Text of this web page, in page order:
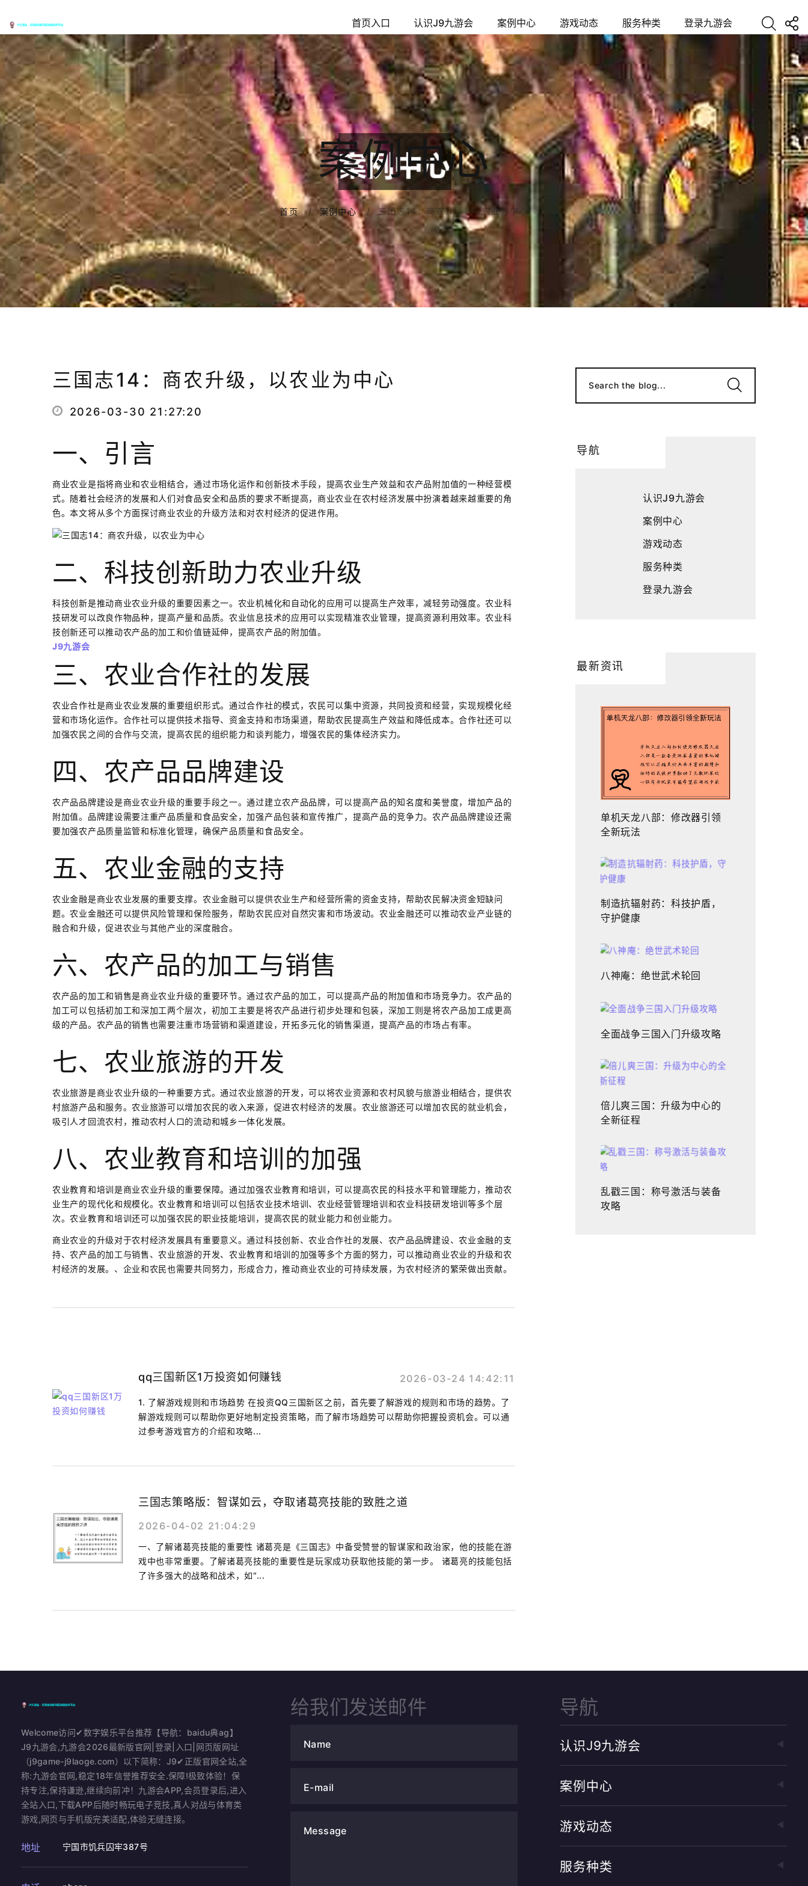
首页入口 认识J9九游会 案例中心 游戏动态 服务种类 登录九游会
案例中心
首页 案例中心 三国志14：商农升级，以农业为中心
三国志14：商农升级，以农业为中心
2026-03-30 21:27:20
一、引言
商业农业是指将商业和农业相结合，通过市场化运作和创新技术手段，提高农业生产效益和农产品附加值的一种经营模
式。随着社会经济的发展和人们对食品安全和品质的要求不断提高，商业农业在农村经济发展中扮演着越来越重要的角
色。本文将从多个方面探讨商业农业的升级方法和对农村经济的促进作用。
二、科技创新助力农业升级
科技创新是推动商业农业升级的重要因素之一。农业机械化和自动化的应用可以提高生产效率，减轻劳动强度。农业科
技研发可以改良作物品种，提高产量和品质。农业信息技术的应用可以实现精准农业管理，提高资源利用效率。农业科
技创新还可以推动农产品的加工和价值链延伸，提高农产品的附加值。
J9九游会
三、农业合作社的发展
农业合作社是商业农业发展的重要组织形式。通过合作社的模式，农民可以集中资源，共同投资和经营，实现规模化经
营和市场化运作。合作社可以提供技术指导、资金支持和市场渠道，帮助农民提高生产效益和降低成本。合作社还可以
加强农民之间的合作与交流，提高农民的组织能力和谈判能力，增强农民的集体经济实力。
四、农产品品牌建设
农产品品牌建设是商业农业升级的重要手段之一。通过建立农产品品牌，可以提高产品的知名度和美誉度，增加产品的
附加值。品牌建设需要注重产品质量和食品安全，加强产品包装和宣传推广，提高产品的竞争力。农产品品牌建设还需
要加强农产品质量监管和标准化管理，确保产品质量和食品安全。
五、农业金融的支持
农业金融是商业农业发展的重要支撑。农业金融可以提供农业生产和经营所需的资金支持，帮助农民解决资金短缺问
题。农业金融还可以提供风险管理和保险服务，帮助农民应对自然灾害和市场波动。农业金融还可以推动农业产业链的
融合和升级，促进农业与其他产业的深度融合。
六、农产品的加工与销售
农产品的加工和销售是商业农业升级的重要环节。通过农产品的加工，可以提高产品的附加值和市场竞争力。农产品的
加工可以包括初加工和深加工两个层次，初加工主要是将农产品进行初步处理和包装，深加工则是将农产品加工成更高
级的产品。农产品的销售也需要注重市场营销和渠道建设，开拓多元化的销售渠道，提高产品的市场占有率。
七、农业旅游的开发
农业旅游是商业农业升级的一种重要方式。通过农业旅游的开发，可以将农业资源和农村风貌与旅游业相结合，提供农
村旅游产品和服务。农业旅游可以增加农民的收入来源，促进农村经济的发展。农业旅游还可以增加农民的就业机会，
吸引人才回流农村，推动农村人口的流动和城乡一体化发展。
八、农业教育和培训的加强
农业教育和培训是商业农业升级的重要保障。通过加强农业教育和培训，可以提高农民的科技水平和管理能力，推动农
业生产的现代化和规模化。农业教育和培训可以包括农业技术培训、农业经营管理培训和农业科技研发培训等多个层
次。农业教育和培训还可以加强农民的职业技能培训，提高农民的就业能力和创业能力。
商业农业的升级对于农村经济发展具有重要意义。通过科技创新、农业合作社的发展、农产品品牌建设、农业金融的支
持、农产品的加工与销售、农业旅游的开发、农业教育和培训的加强等多个方面的努力，可以推动商业农业的升级和农
村经济的发展。、企业和农民也需要共同努力，形成合力，推动商业农业的可持续发展，为农村经济的繁荣做出贡献。
qq三国新区1万投资如何赚钱 2026-03-24 14:42:11
1. 了解游戏规则和市场趋势 在投资QQ三国新区之前，首先要了解游戏的规则和市场的趋势。了
解游戏规则可以帮助你更好地制定投资策略，而了解市场趋势可以帮助你把握投资机会。可以通
过参考游戏官方的介绍和攻略...
三国志策略版：智谋如云，夺取诸葛亮技能的致胜之道
2026-04-02 21:04:29
一、了解诸葛亮技能的重要性 诸葛亮是《三国志》中备受赞誉的智谋家和政治家，他的技能在游
戏中也非常重要。了解诸葛亮技能的重要性是玩家成功获取他技能的第一步。 诸葛亮的技能包括
了许多强大的战略和战术，如“...
Search the blog...
导航
认识J9九游会
案例中心
游戏动态
服务种类
登录九游会
最新资讯
单机天龙八部：修改器引领
全新玩法
制造抗辐射药：科技护盾，
守护健康
八神庵：绝世武术轮回
全面战争三国入门升级攻略
倍儿爽三国：升级为中心的
全新征程
乱戳三国：称号激活与装备
攻略
Welcome访问✔数字娱乐平台推荐【导航：baidu典ag】
J9九游会,九游会2026最新版官网|登录|入口|网页版网址
（j9game-j9laoge.com）以下简称：J9✔正版官网全站,全
称:九游会官网,稳定18年信誉推荐安全.保障!极致体验！保
持专注,保持谦逊,继续向前冲！九游会APP,会员登录后,进入
全站入口,下载APP后随时畅玩电子竞技,真人对战与体育类
游戏,网页与手机版完美适配,体验无缝连接。
地址 宁国市饥兵囚牢387号
给我们发送邮件
Name
E-mail
Message
导航
认识J9九游会
案例中心
游戏动态
服务种类